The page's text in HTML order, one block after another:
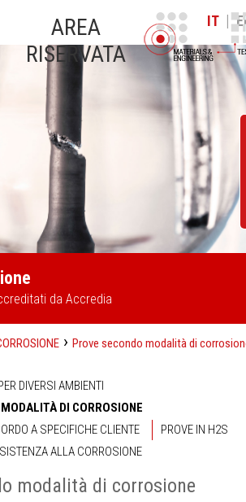
IT |
AREA
RISERVATA
da Accredia
› Prove secondo modalità di
DIVERSI AMBIENTI
DI CORROSIONE
A SPECIFICHE CLIENTE
PROVE IN H2S
ALLA CORROSIONE
modalità di corrosione